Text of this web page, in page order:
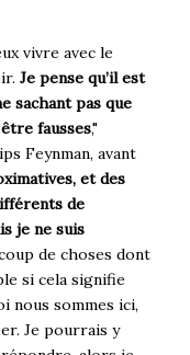
vivre avec le
Je pense qu’il est
sachant pas que
fausses,"
Feynman, avant
et des
de
je ne suis
de choses dont
si cela signifie
nous sommes ici,
Je pourrais y